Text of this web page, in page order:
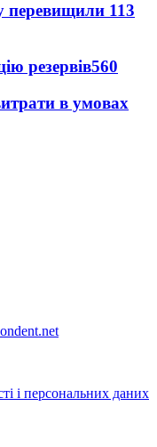
перевищили 113
резервів560
в умовах
і персональних даних